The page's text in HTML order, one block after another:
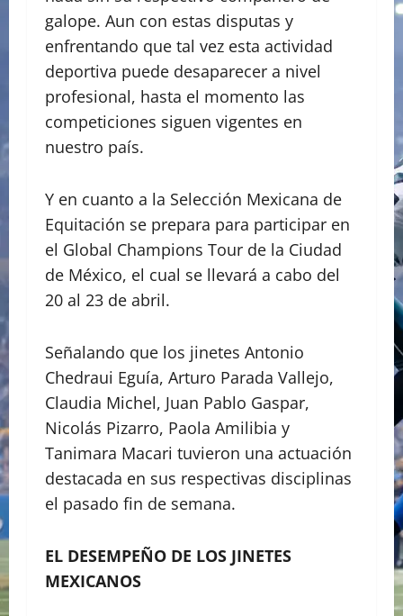
galope. Aun con estas disputas y
enfrentando que tal vez esta actividad
deportiva puede desaparecer a nivel
profesional, hasta el momento las
competiciones siguen vigentes en
nuestro país.
Y en cuanto a la Selección Mexicana de
Equitación se prepara para participar en
el Global Champions Tour de la Ciudad
de México, el cual se llevará a cabo del
20 al 23 de abril.
Señalando que los jinetes Antonio
Chedraui Eguía, Arturo Parada Vallejo,
Claudia Michel, Juan Pablo Gaspar,
Nicolás Pizarro, Paola Amilibia y
Tanimara Macari tuvieron una actuación
destacada en sus respectivas disciplinas
el pasado fin de semana.
EL DESEMPEÑO DE LOS JINETES
MEXICANOS